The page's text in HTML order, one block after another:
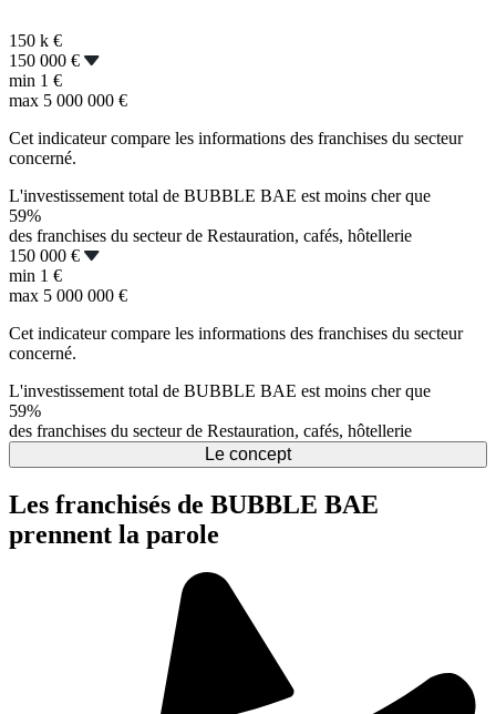
150 k €
150 000 €
min 1 €
max 5 000 000 €
Cet indicateur compare les informations des franchises du secteur
concerné.
L'investissement total de BUBBLE BAE est moins cher que
59%
des franchises du secteur de Restauration, cafés, hôtellerie
150 000 €
min 1 €
max 5 000 000 €
Cet indicateur compare les informations des franchises du secteur
concerné.
L'investissement total de BUBBLE BAE est moins cher que
59%
des franchises du secteur de Restauration, cafés, hôtellerie
Le concept
Les franchisés de BUBBLE BAE
prennent la parole